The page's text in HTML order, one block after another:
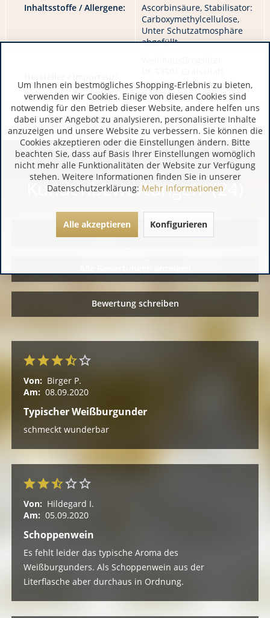
Inhaltsstoffe / Allergene:
Ascorbinsäure, Stabilisator:
Carboxymethylcellulose,
Unter Schutzatmosphäre
abgefüllt
www.brogsitter.de
Kundenbewertungen (24)
Bewertung schreiben
Von: Birger P.
Am: 08.09.2020
Typischer Weißburgunder
schmeckt wunderbar
Von: Hildegard I.
Am: 05.09.2020
Schoppenwein
Es fehlt leider das typische Aroma des
Weißburgunders. Als Schoppenwein aus der
Literflasche aber durchaus in Ordnung.
Um Ihnen ein bestmögliches Shopping-Erlebnis zu bieten,
verwenden wir Cookies. Einige von diesen Cookies sind
notwendig für den Betrieb dieser Website, andere helfen uns
dabei unser Angebot zu analysieren, personalisierte Inhalte
anzuzeigen und unsere Website zu verbessern. Sie können die
Cookies akzeptieren oder die Einstellungen ändern. Bitte
beachten Sie, dass auf Basis Ihrer Einstellungen womöglich
nicht mehr alle Funktionalitäten der Website zur Verfügung
stehen. Weitere Informationen finden Sie in unserer
Datenschutzerklärung: Mehr Informationen
Alle akzeptieren Konfigurieren